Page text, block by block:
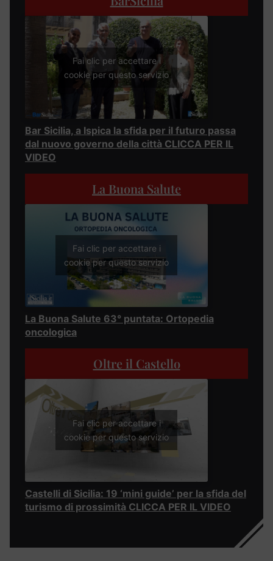
Fai clic per accettare i
cookie per questo servizio
Bar Sicilia, a Ispica la sfida per il futuro passa
dal nuovo governo della città CLICCA PER IL
VIDEO
La Buona Salute
Fai clic per accettare i
cookie per questo servizio
La Buona Salute 63° puntata: Ortopedia
oncologica
Oltre il Castello
Fai clic per accettare i
cookie per questo servizio
Castelli di Sicilia: 19 ‘mini guide’ per la sfida del
turismo di prossimità CLICCA PER IL VIDEO